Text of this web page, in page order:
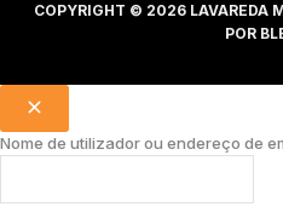
COPYRIGHT © 2026 LAVAREDA
POR
Nome de utilizador ou endereço de